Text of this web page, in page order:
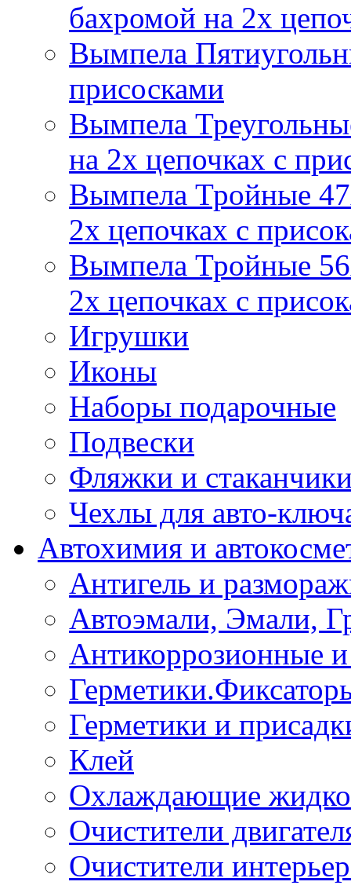
бахромой на 2х
Вымпела
присосками
Вымпела
на 2х цепочках с
Вымпела Тройные
2х цепочках с
Вымпела Тройные
2х цепочках с
Игрушки
Иконы
Наборы подарочные
Подвески
Фляжки и
Чехлы для авто-
Автохимия и
Антигель и
Автоэмали, Эмали,
Антикоррозионные
Герметики и
Клей
Охлаждающие
Очистители
Очистители